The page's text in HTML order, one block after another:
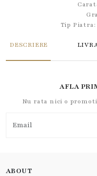
Tip Piatra:
DESCRIERE
AFLA
Nu rata nici o
ABOUT